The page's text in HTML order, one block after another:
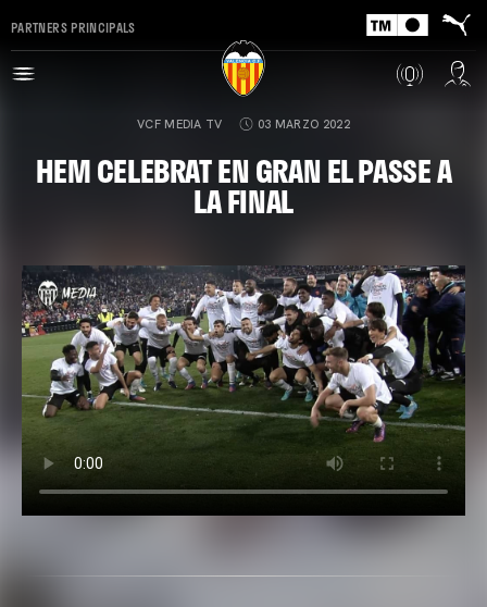
PARTNERS PRINCIPALS
VCF MEDIA TV 03 MARZO 2022
HEM CELEBRAT EN GRAN EL PASSE A
LA FINAL